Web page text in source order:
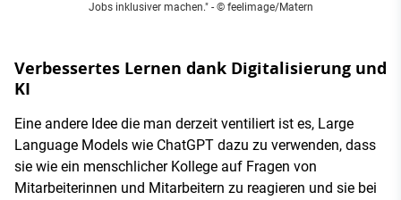
Jobs inklusiver machen." - © feelimage/Matern
Verbessertes Lernen dank Digitalisierung und
KI
Eine andere Idee die man derzeit ventiliert ist es, Large
Language Models wie ChatGPT dazu zu verwenden, dass
sie wie ein menschlicher Kollege auf Fragen von
Mitarbeiterinnen und Mitarbeitern zu reagieren und sie bei